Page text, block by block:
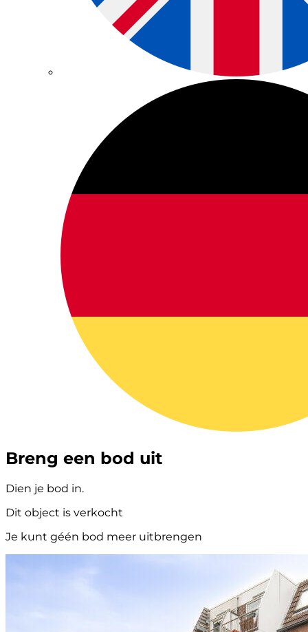
Breng een bod uit
Dien je bod in.
Dit object is verkocht
Je kunt géén bod meer uitbrengen